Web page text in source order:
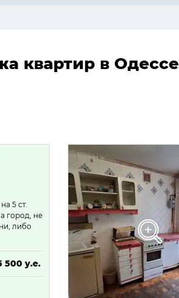
квартир в Одессе
5 ст.
город, не
либо
500 у.е.
500 ₴